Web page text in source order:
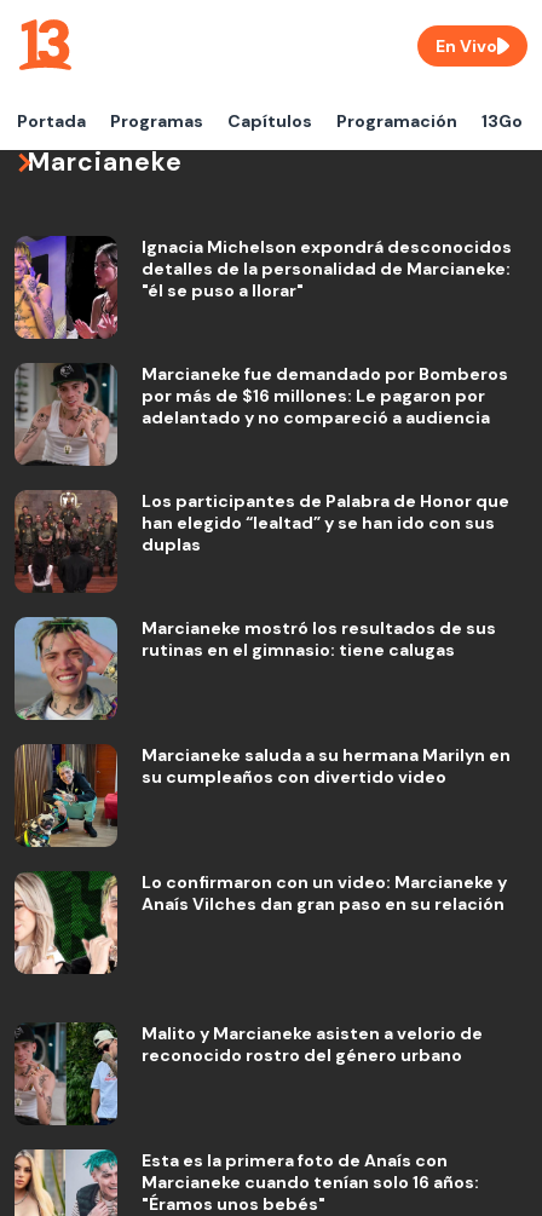
Portada Programas Capítulos Programación 13Go
En Vivo
Marcianeke
Ignacia Michelson expondrá desconocidos
detalles de la personalidad de Marcianeke:
"él se puso a llorar"
Marcianeke fue demandado por Bomberos
por más de $16 millones: Le pagaron por
adelantado y no compareció a audiencia
Los participantes de Palabra de Honor que
han elegido “lealtad” y se han ido con sus
duplas
Marcianeke mostró los resultados de sus
rutinas en el gimnasio: tiene calugas
Marcianeke saluda a su hermana Marilyn en
su cumpleaños con divertido video
Lo confirmaron con un video: Marcianeke y
Anaís Vilches dan gran paso en su relación
Malito y Marcianeke asisten a velorio de
reconocido rostro del género urbano
Esta es la primera foto de Anaís con
Marcianeke cuando tenían solo 16 años:
"Éramos unos bebés"